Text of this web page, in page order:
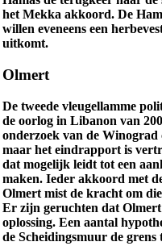
het Mekka akkoord. De
willen eveneens een
uitkomt.
Olmert
De tweede vleugellamme
de oorlog in Libanon van
onderzoek van de
maar het eindrapport is
dat mogelijk leidt tot een
maken. Ieder akkoord met
Olmert mist de kracht om
Er zijn geruchten dat
oplossing. Een aantal
de Scheidingsmuur de grens